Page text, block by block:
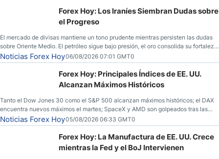
Forex Hoy: Los Iraníes Siembran Dudas sobre
el Progreso
El mercado de divisas mantiene un tono prudente mientras persisten las dudas
sobre Oriente Medio. El petróleo sigue bajo presión, el oro consolida su fortaleza
y los operadores esperan nuevas referencias económicas desde Estados
Unidos.
Noticias Forex Hoy06/08/2026 07:01 GMT0
Forex Hoy: Principales Índices de EE. UU.
Alcanzan Máximos Históricos
Tanto el Dow Jones 30 como el S&P 500 alcanzan máximos históricos; el DAX
encuentra nuevos máximos el martes; SpaceX y AMD son golpeados tras las
llamadas de ganancias; el petróleo crudo cae por debajo de los $80 con nuevas
esperanzas; el dólar estadounidense continúa intentando estabilizarse frente al
yen; el peso mexicano ve un repunte a medida que las tasas caen en EE. UU.
Noticias Forex Hoy05/08/2026 06:33 GMT0
Forex Hoy: La Manufactura de EE. UU. Crece
mientras la Fed y el BoJ Intervienen